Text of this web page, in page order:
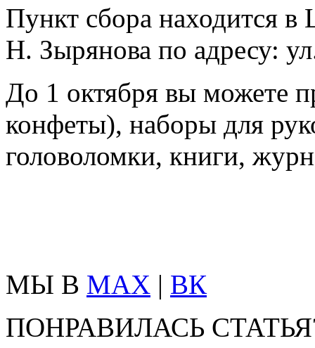
Пункт сбора находится
Н. Зырянова по адресу:
До 1 октября вы можете
конфеты), наборы для
головоломки, книги,
МЫ В MAX | ВК
ПОНРАВИЛАСЬ